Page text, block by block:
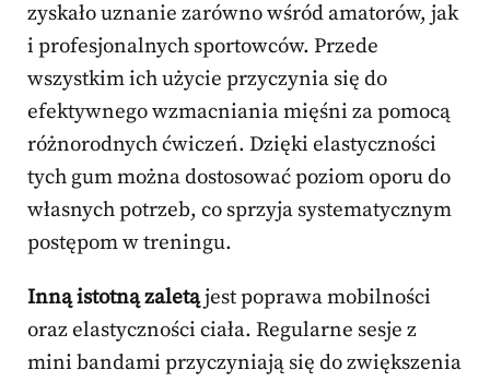
zyskało uznanie zarówno wśród amatorów, jak
i profesjonalnych sportowców. Przede
wszystkim ich użycie przyczynia się do
efektywnego wzmacniania mięśni za pomocą
różnorodnych ćwiczeń. Dzięki elastyczności
tych gum można dostosować poziom oporu do
własnych potrzeb, co sprzyja systematycznym
postępom w treningu.
Inną istotną zaletąjest poprawa mobilności
oraz elastyczności ciała. Regularne sesje z
mini bandami przyczyniają się do zwiększenia